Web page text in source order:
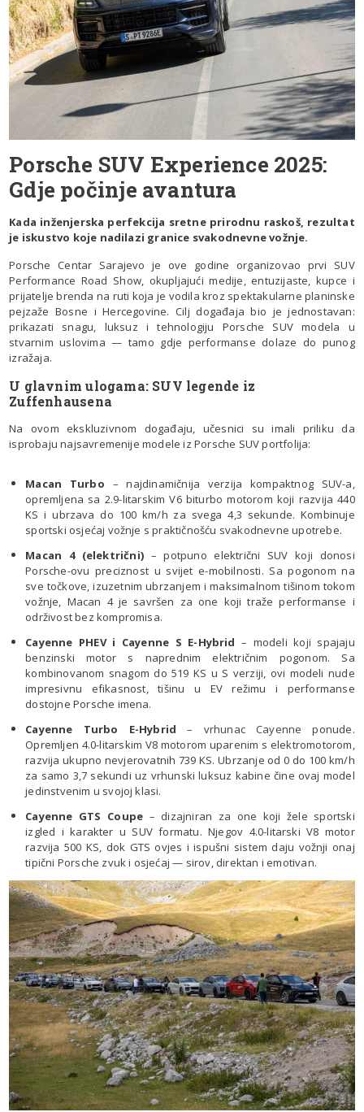
Porsche SUV Experience 2025:
Gdje počinje avantura
Kada inženjerska perfekcija sretne prirodnu raskoš, rezultat
je iskustvo koje nadilazi granice svakodnevne vožnje.
Porsche Centar Sarajevo je ove godine organizovao prvi SUV
Performance Road Show, okupljajući medije, entuzijaste, kupce i
prijatelje brenda na ruti koja je vodila kroz spektakularne planinske
pejzaže Bosne i Hercegovine. Cilj događaja bio je jednostavan:
prikazati snagu, luksuz i tehnologiju Porsche SUV modela u
stvarnim uslovima — tamo gdje performanse dolaze do punog
izražaja.
U glavnim ulogama: SUV legende iz
Zuffenhausena
Na ovom ekskluzivnom događaju, učesnici su imali priliku da
isprobaju najsavremenije modele iz Porsche SUV portfolija:
Macan Turbo – najdinamičnija verzija kompaktnog SUV-a,
opremljena sa 2.9-litarskim V6 biturbo motorom koji razvija 440
KS i ubrzava do 100 km/h za svega 4,3 sekunde. Kombinuje
sportski osjećaj vožnje s praktičnošću svakodnevne upotrebe.
Macan 4 (električni)– potpuno električni SUV koji donosi
Porsche-ovu preciznost u svijet e-mobilnosti. Sa pogonom na
sve točkove, izuzetnim ubrzanjem i maksimalnom tišinom tokom
vožnje, Macan 4 je savršen za one koji traže performanse i
održivost bez kompromisa.
Cayenne PHEV i Cayenne S E-Hybrid – modeli koji spajaju
benzinski motor s naprednim električnim pogonom. Sa
kombinovanom snagom do 519 KS u S verziji, ovi modeli nude
impresivnu efikasnost, tišinu u EV režimu i performanse
dostojne Porsche imena.
Cayenne Turbo E-Hybrid – vrhunac Cayenne ponude.
Opremljen 4.0-litarskim V8 motorom uparenim s elektromotorom,
razvija ukupno nevjerovatnih 739 KS. Ubrzanje od 0 do 100 km/h
za samo 3,7 sekundi uz vrhunski luksuz kabine čine ovaj model
jedinstvenim u svojoj klasi.
Cayenne GTS Coupe – dizajniran za one koji žele sportski
izgled i karakter u SUV formatu. Njegov 4.0-litarski V8 motor
razvija 500 KS, dok GTS ovjes i ispušni sistem daju vožnji onaj
tipični Porsche zvuk i osjećaj — sirov, direktan i emotivan.